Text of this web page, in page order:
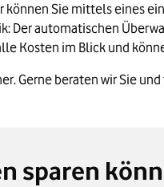
Sie mittels eines
automatischen
Kosten im Blick und
Gerne beraten wir Sie
sparen